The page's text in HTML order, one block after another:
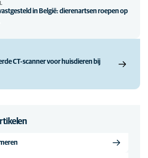
in België: dierenartsen roepen op
CT-scanner voor huisdieren bij